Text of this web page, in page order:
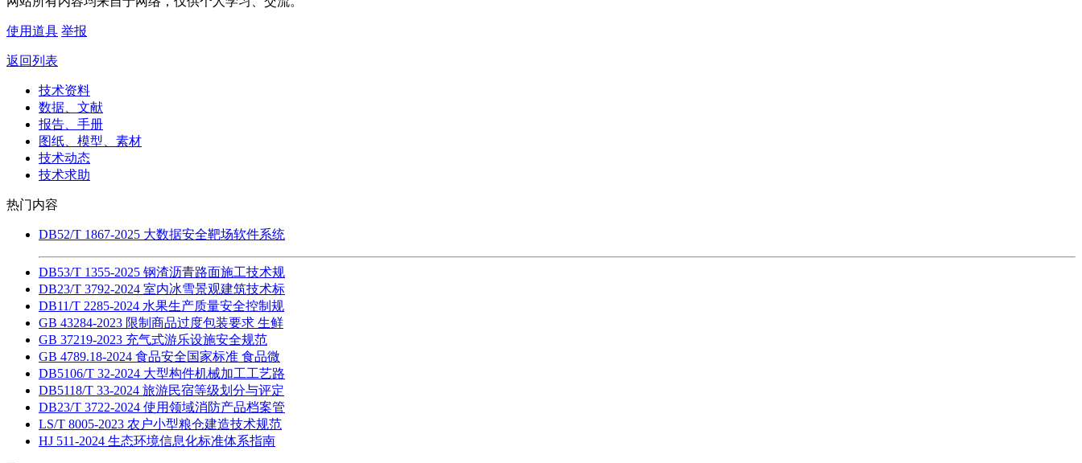
使用道具 举报
返回列表
技术资料
数据、文献
报告、手册
图纸、模型、素材
技术动态
技术求助
热门内容
DB52/T 1867-2025 大数据安全靶场软件系统
DB53/T 1355-2025 钢渣沥青路面施工技术规
DB23/T 3792-2024 室内冰雪景观建筑技术标
DB11/T 2285-2024 水果生产质量安全控制规
GB 43284-2023 限制商品过度包装要求 生鲜
GB 37219-2023 充气式游乐设施安全规范
GB 4789.18-2024 食品安全国家标准 食品微
DB5106/T 32-2024 大型构件机械加工工艺路
DB5118/T 33-2024 旅游民宿等级划分与评定
DB23/T 3722-2024 使用领域消防产品档案管
LS/T 8005-2023 农户小型粮仓建造技术规范
HJ 511-2024 生态环境信息化标准体系指南